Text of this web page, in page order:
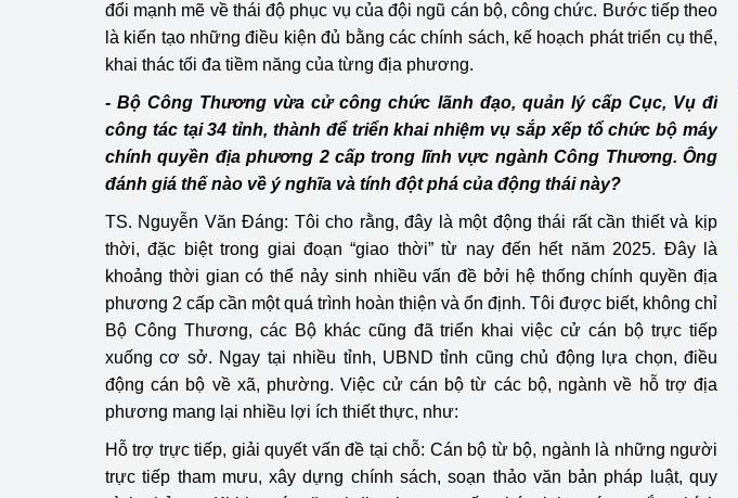
đổi mạnh mẽ về thái độ phục vụ của đội ngũ cán bộ, công chức. Bước tiếp theo
là kiến tạo những điều kiện đủ bằng các chính sách, kế hoạch phát triển cụ thể,
khai thác tối đa tiềm năng của từng địa phương.
- Bộ Công Thương vừa cử công chức lãnh đạo, quản lý cấp Cục, Vụ đi
công tác tại 34 tỉnh, thành để triển khai nhiệm vụ sắp xếp tổ chức bộ máy
chính quyền địa phương 2 cấp trong lĩnh vực ngành Công Thương. Ông
đánh giá thế nào về ý nghĩa và tính đột phá của động thái này?
TS. Nguyễn Văn Đáng: Tôi cho rằng, đây là một động thái rất cần thiết và kịp
thời, đặc biệt trong giai đoạn “giao thời” từ nay đến hết năm 2025. Đây là
khoảng thời gian có thể nảy sinh nhiều vấn đề bởi hệ thống chính quyền địa
phương 2 cấp cần một quá trình hoàn thiện và ổn định. Tôi được biết, không chỉ
Bộ Công Thương, các Bộ khác cũng đã triển khai việc cử cán bộ trực tiếp
xuống cơ sở. Ngay tại nhiều tỉnh, UBND tỉnh cũng chủ động lựa chọn, điều
động cán bộ về xã, phường. Việc cử cán bộ từ các bộ, ngành về hỗ trợ địa
phương mang lại nhiều lợi ích thiết thực, như:
Hỗ trợ trực tiếp, giải quyết vấn đề tại chỗ: Cán bộ từ bộ, ngành là những người
trực tiếp tham mưu, xây dựng chính sách, soạn thảo văn bản pháp luật, quy